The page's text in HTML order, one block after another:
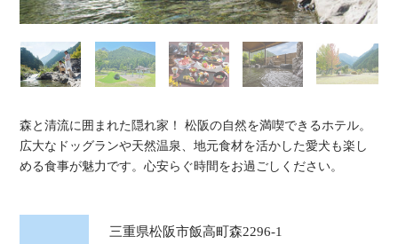
森と清流に囲まれた隠れ家！ 松阪の自然を満喫できるホテル。
広大なドッグランや天然温泉、地元食材を活かした愛犬も楽し
める食事が魅力です。心安らぐ時間をお過ごしください。
三重県松阪市飯高町森2296-1